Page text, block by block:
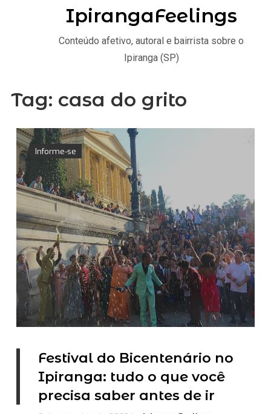
Tag: casa do grito
Informe-se
Festival do Bicentenário no
Ipiranga: tudo o que você
precisa saber antes de ir
IpirangaFeelings
Conteúdo afetivo, autoral e bairrista sobre o
Ipiranga (SP)